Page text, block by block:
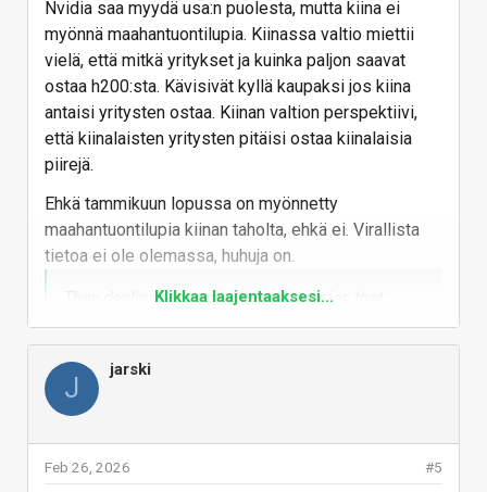
Nvidia saa myydä usa:n puolesta, mutta kiina ei
myönnä maahantuontilupia. Kiinassa valtio miettii
vielä, että mitkä yritykset ja kuinka paljon saavat
ostaa h200:sta. Kävisivät kyllä kaupaksi jos kiina
antaisi yritysten ostaa. Kiinan valtion perspektiivi,
että kiinalaisten yritysten pitäisi ostaa kiinalaisia
piirejä.
Ehkä tammikuun lopussa on myönnetty
maahantuontilupia kiinan taholta, ehkä ei. Virallista
tietoa ei ole olemassa, huhuja on.
They declined to name the companies that
received the initial clearances.
China’s industry and commerce ministries as
well as Nvidia had not yet responded to
requests for comment at the time of
publication.
Klikkaa laajentaaksesi...
J
jarski
#5
Feb 26, 2026